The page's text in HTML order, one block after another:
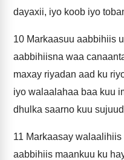
dayaxii, iyo koob iyo
10 Markaasuu aabbihiis
aabbihiisna waa
maxay riyadan aad ku
iyo walaalahaa baa kuu
dhulka saarno kuu
11 Markaasay
aabbihiis maankuu ku